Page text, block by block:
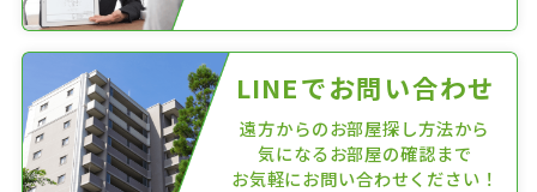
LINEでお問い合わせ
遠方からのお部屋探し方法から
気になるお部屋の確認まで
お気軽にお問い合わせください！